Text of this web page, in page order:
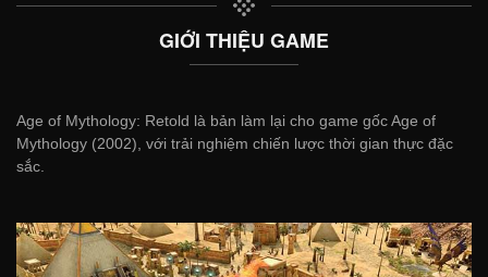
GIỚI THIỆU GAME
Age of Mythology: Retold là bản làm lại cho game gốc Age of
Mythology (2002), với trải nghiệm chiến lược thời gian thực đặc
sắc.